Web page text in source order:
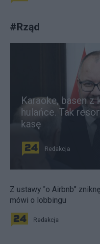
#Rząd
Karaoke, basen z
hulańce. Tak
kasę
Redakcja
Z ustawy "o Airbnb"
mówi o lobbingu
Redakcja